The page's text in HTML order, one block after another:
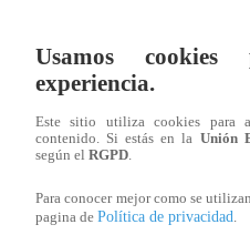
Usamos
experiencia.
Este sitio utiliza cookies para
contenido. Si estás en la Unión
según el RGPD
Para conocer mejor como se
pagina de Política de privacidad